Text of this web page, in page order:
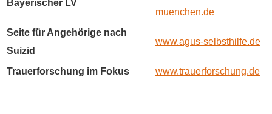
Bayerischer LV
muenchen.de
Seite für Angehörige nach
Suizid
www.agus-selbsthilfe.de
Trauerforschung im Fokus www.trauerforschung.de